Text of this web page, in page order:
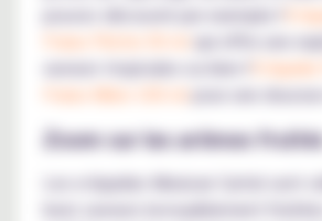
qui offre une
saveurs tropicales ou bien l'
E-
pour une
Zoom sur les arômes
Les e-liquides Mexican Cartel sont